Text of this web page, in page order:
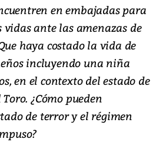
en embajadas para
ante las amenazas de
haya costado la vida de
incluyendo una niña
en el contexto del estado de
¿Cómo pueden
de terror y el régimen